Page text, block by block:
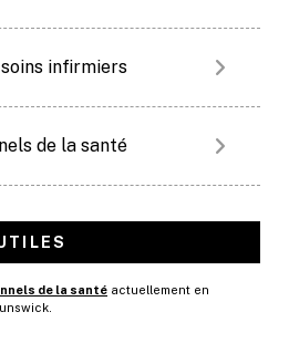
infirmiers
de la santé
de la santé actuellement en